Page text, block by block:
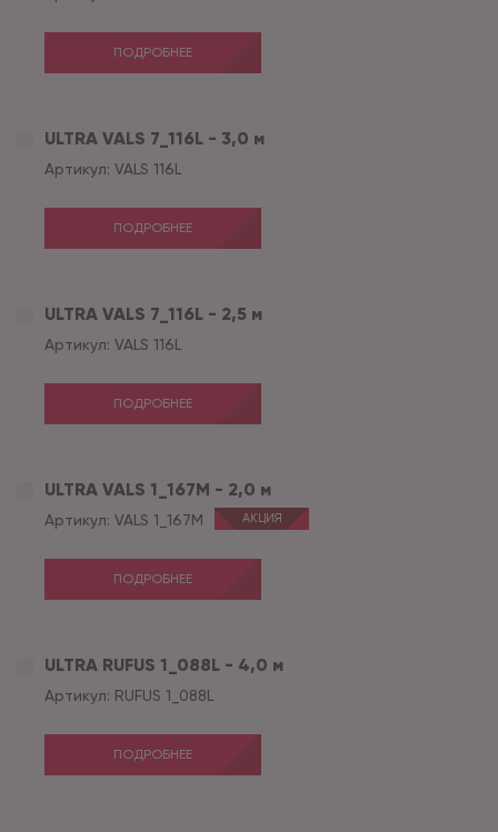
ПОДРОБНЕЕ
ULTRA VALS 7_116L - 3,0 м
Артикул: VALS 116L
ПОДРОБНЕЕ
ULTRA VALS 7_116L - 2,5 м
Артикул: VALS 116L
ПОДРОБНЕЕ
ULTRA VALS 1_167M - 2,0 м
Артикул: VALS 1_167M АКЦИЯ
ПОДРОБНЕЕ
ULTRA RUFUS 1_088L - 4,0 м
Артикул: RUFUS 1_088L
ПОДРОБНЕЕ